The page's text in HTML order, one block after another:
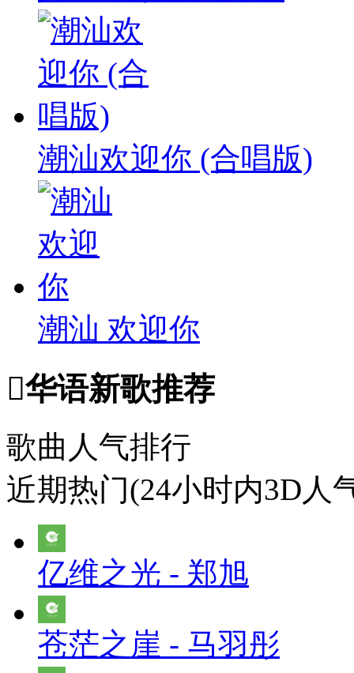
潮汕欢迎你 (合唱版)
潮汕 欢迎你
华语新歌推荐
歌曲人气排行
近期热门(24小时内3D人
亿维之光 - 郑旭
苍茫之崖 - 马羽彤